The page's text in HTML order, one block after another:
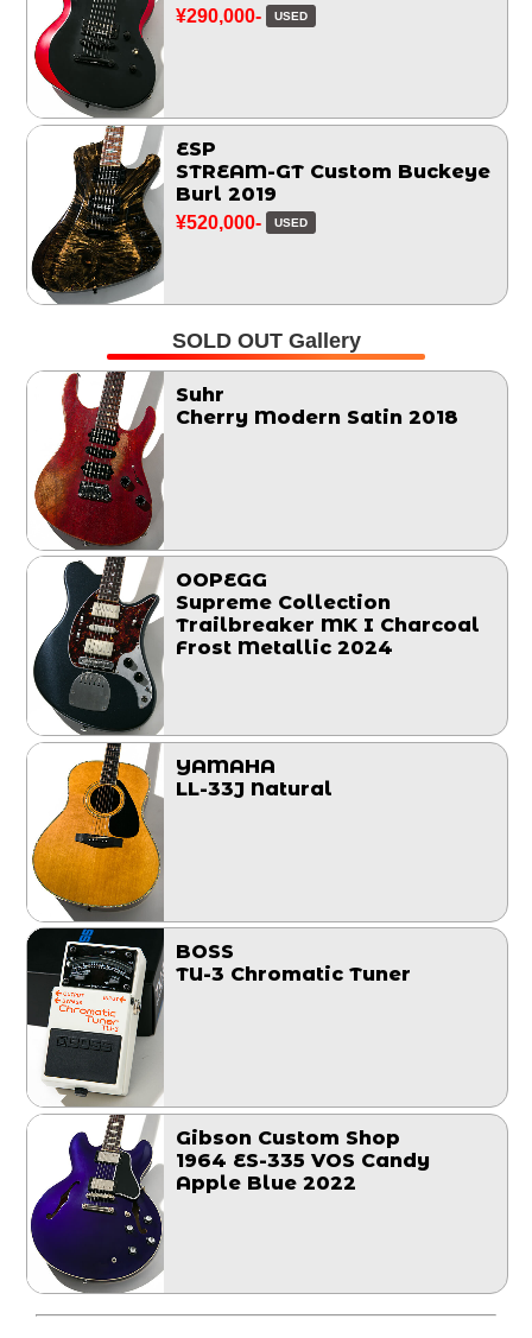
¥290,000- USED
ESP
STREAM-GT Custom Buckeye
Burl 2019
¥520,000- USED
SOLD OUT Gallery
Suhr
Cherry Modern Satin 2018
OOPEGG
Supreme Collection
Trailbreaker MK I Charcoal
Frost Metallic 2024
YAMAHA
LL-33J Natural
BOSS
TU-3 Chromatic Tuner
Gibson Custom Shop
1964 ES-335 VOS Candy
Apple Blue 2022